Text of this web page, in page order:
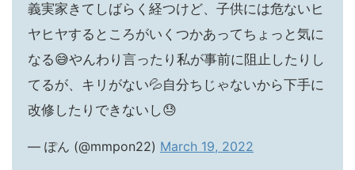
義実家きてしばらく経つけど、子供には危ないヒ
ヤヒヤするところがいくつかあってちょっと気に
なる😅やんわり言ったり私が事前に阻止したりし
てるが、キリがない💦自分ちじゃないから下手に
改修したりできないし😓
— ぽん (@mmpon22) March 19, 2022